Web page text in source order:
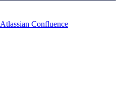
Atlassian Confluence